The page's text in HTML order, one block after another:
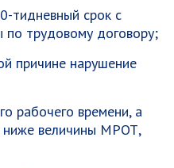
тидневный срок с
трудовому договору;
причине нарушение
рабочего времени, а
ниже величины МРОТ,